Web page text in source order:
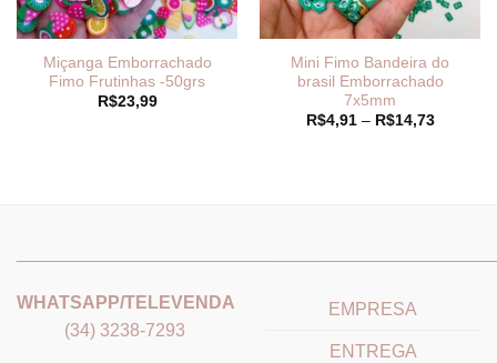
Miçanga Emborrachado
Fimo Frutinhas -50grs
R$23,99
Mini Fimo Bandeira do
brasil Emborrachado
7x5mm
R$4,91 – R$14,73Faixa
WHATSAPP/TELEVENDA
(34) 3238-7293
EMPRESA
ENTREGA